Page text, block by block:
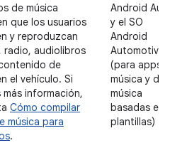
de música
que los usuarios
y reproduzcan
radio, audiolibros
de
el vehículo. Si
más información,
Cómo compilar
música para
.
Android
y el SO
Android
Automotive
(para apps
música y de
música
basadas en
plantillas)